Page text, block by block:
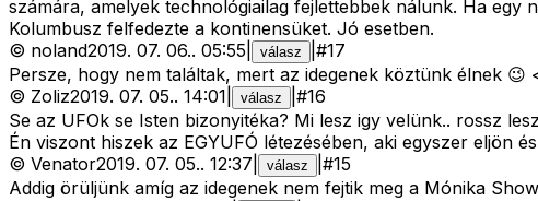
számára, amelyek technológiailag fejlettebbek nálunk. Ha
Kolumbusz felfedezte a kontinensüket. Jó esetben.
© noland2019. 07. 06.. 05:55 válasz #17
Persze, hogy nem találtak, mert az idegenek köztünk élnek 😉
© Zoliz2019. 07. 05.. 14:01 válasz #16
Se az UFOk se Isten bizonyitéka? Mi lesz igy velünk.. rossz
Én viszont hiszek az EGYUFÓ létezésében, aki egyszer eljön
© Venator2019. 07. 05.. 12:37 válasz #15
Addig örüljünk amíg az idegenek nem fejtik meg a Mónika